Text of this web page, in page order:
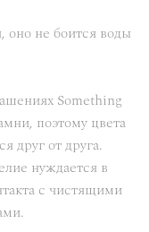
не боится воды
Something
поэтому цвета
друг от друга.
нуждается в
с чистящими